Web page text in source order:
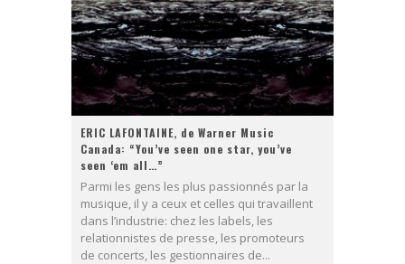
ERIC LAFONTAINE, de Warner Music
Canada: “You’ve seen one star, you’ve
seen ‘em all…”
Parmi les gens les plus passionnés par la
musique, il y a ceux et celles qui travaillent
dans l’industrie: chez les labels, les
relationnistes de presse, les promoteurs
de concerts, les gestionnaires de...